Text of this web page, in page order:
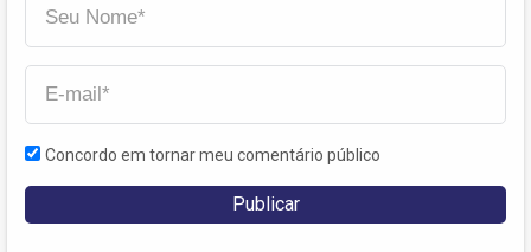
Concordo em tornar meu comentário público